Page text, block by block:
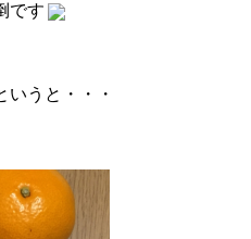
です
いうと・・・